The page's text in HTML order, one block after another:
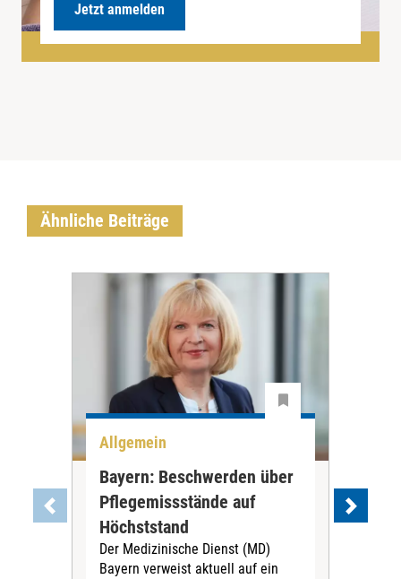
Jetzt anmelden
Ähnliche Beiträge
Allgemein
Bayern: Beschwerden über
Pflegemissstände auf
Höchststand
Der Medizinische Dienst (MD)
Bayern verweist aktuell auf ein